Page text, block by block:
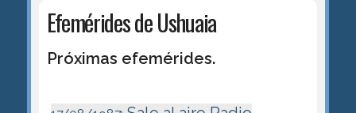
Efemérides de Ushuaia
Próximas efemérides.